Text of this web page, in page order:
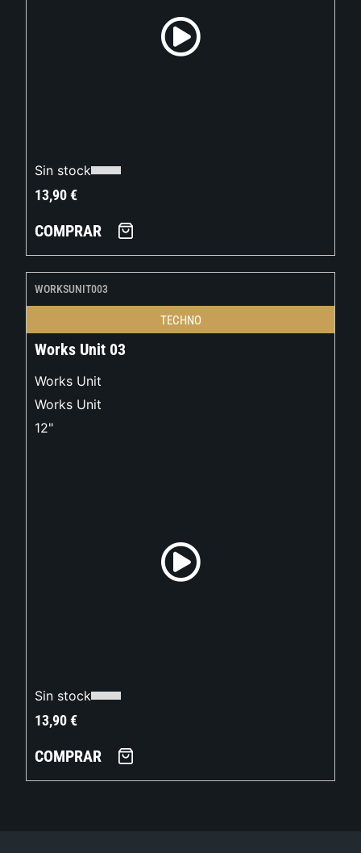
Sin stock
13,90€
COMPRAR
WORKSUNIT003
TECHNO
Works Unit 03
Works Unit
Works Unit
12"
Sin stock
13,90€
COMPRAR